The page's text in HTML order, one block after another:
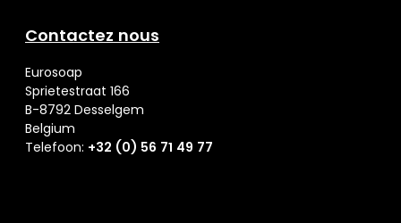
Contactez nous
Eurosoap
Sprietestraat 166
B-8792 Desselgem
Belgium
Telefoon: +32 (0) 56 71 49 77